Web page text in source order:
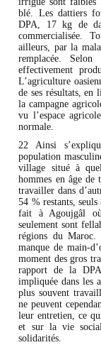
blé. Les dattiers
DPA, 17 kg de
commercialisée.
ailleurs, par la
remplacée.
effectivement
L’agriculture
de ses résultats, en
la campagne
vu l’espace
normale.
22 Ainsi
population
village situé à
hommes en âge de
travailler dans
54 % restants,
fait à Agoujgâl
seulement sont
régions du
manque de main-
moment des gros
rapport de la
impliquée dans les
plus souvent
ne peuvent
leur entretien, ce
et sur la vie
solidarités.